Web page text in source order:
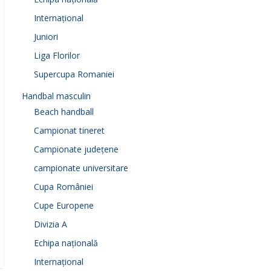
Internațional
Juniori
Liga Florilor
Supercupa Romaniei
Handbal masculin
Beach handball
Campionat tineret
Campionate județene
campionate universitare
Cupa României
Cupe Europene
Divizia A
Echipa națională
Internațional